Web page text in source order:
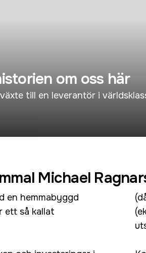
om oss här
till en leverantör i
Michael
en hemmabyggd
ett så kallat